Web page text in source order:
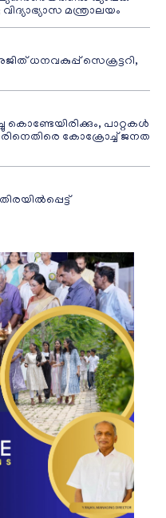
മന്ത്രാലയം
ധനവകുപ്പ് സെക്രട്ടറി,
കൊണ്ടേയിരിക്കും, പാറ്റകൾ
കോക്രോച്ച് ജനത